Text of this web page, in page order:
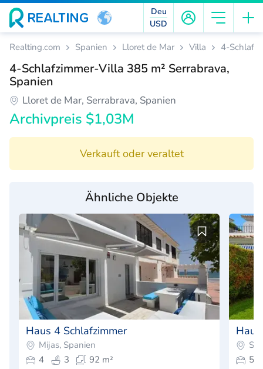
Deu
USD
Realting.com Spanien Lloret de Mar Villa 4-
4-Schlafzimmer-Villa 385 m² Serrabrava,
Spanien
Lloret de Mar, Serrabrava, Spanien
Archivpreis $1,03M
Verkauft oder veraltet
Ähnliche Objekte
Haus 4 Schlafzimmer
Mijas, Spanien
4
3
92 m²
5